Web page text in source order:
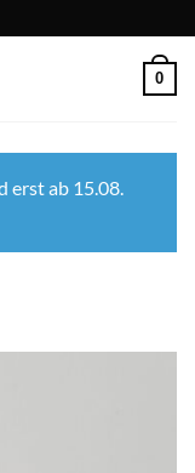
0
erst ab 15.08.